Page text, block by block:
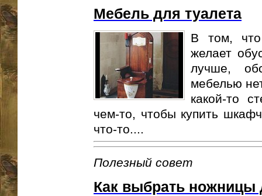
Мебель для туалета
В том, что
желает
лучше,
мебелью
какой-то
чем-то, чтобы купить
что-то....
Полезный совет
Как выбрать ножницы